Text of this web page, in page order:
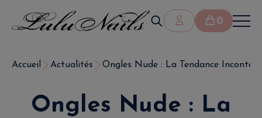
0
Accueil Actualités Ongles Nude : La Tendance
Ongles Nude : La